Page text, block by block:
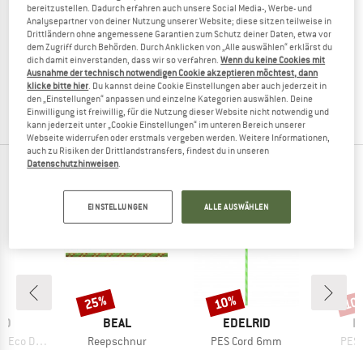
MAMMUT
6.0 Glacier Cord Dry
Statikseil
CHF 279.95 CHF 251.96
5,0(1)
TOP PRODUKTE DEINER LIEBLINGSMARKEN
6 mm
MARKE
BEAL
Artikel
Reepschnur
Rabatt
25%
MARKE
EDELRID
Artikel
PES Cord 6mm
Rabatt
10%
bereitzustellen. Dadurch erfahren auch unsere Social Media-, Werbe- und
Analysepartner von deiner Nutzung unserer Website; diese sitzen teilweise in
Drittländern ohne angemessene Garantien zum Schutz deiner Daten, etwa vor
dem Zugriff durch Behörden. Durch Anklicken von „Alle auswählen“ erklärst du
dich damit einverstanden, dass wir so verfahren.Wenn du keine Cookies mit
Ausnahme der technisch notwendigen Cookie akzeptieren möchtest, dann
klicke bitte hier . Du kannst deine Cookie Einstellungen aber auch jederzeit in
den „Einstellungen“ anpassen und einzelne Kategorien auswählen. Deine
Einwilligung ist freiwillig, für die Nutzung dieser Website nicht notwendig und
kann jederzeit unter „Cookie Einstellungen“ im unteren Bereich unserer
Webseite widerrufen oder erstmals vergeben werden. Weitere Informationen,
auch zu Risiken der Drittlandstransfers, findest du in unseren
Datenschutzhinweisen
EINSTELLUNGEN ALLE AUSWÄHLEN